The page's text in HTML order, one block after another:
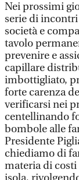
Nei prossimi
serie di
società e
tavolo
prevenire e
capillare
imbottigliato,
forte carenza
verificarsi nei
centellinando
bombole alle
Presidente
chiediamo di
materia di costi